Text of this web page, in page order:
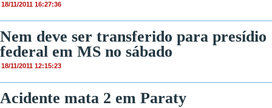
18/11/2011 16:27:36
Nem deve ser transferido para presídio
federal em MS no sábado
18/11/2011 12:15:23
Acidente mata 2 em Paraty